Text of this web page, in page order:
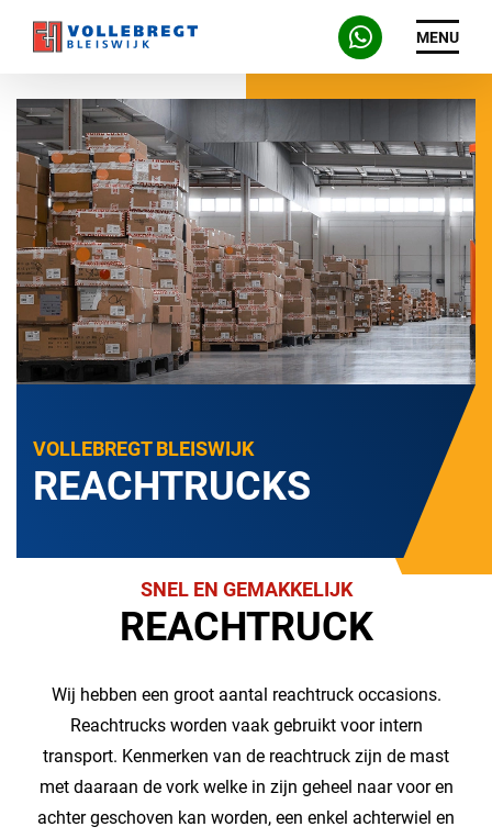
MENU
VOLLEBREGT BLEISWIJK
REACHTRUCKS
SNEL EN GEMAKKELIJK
REACHTRUCK
Wij hebben een groot aantal reachtruck occasions.
Reachtrucks worden vaak gebruikt voor intern
transport. Kenmerken van de reachtruck zijn de mast
met daaraan de vork welke in zijn geheel naar voor en
achter geschoven kan worden, een enkel achterwiel en